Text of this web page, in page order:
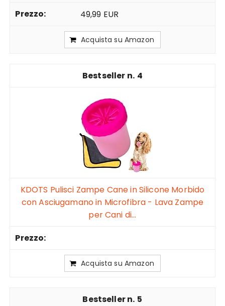
49,99 EUR
Acquista su Amazon
4
KDOTS Pulisci Zampe Cane in Silicone Morbido
con Asciugamano in Microfibra - Lava Zampe
per Cani di...
Acquista su Amazon
5